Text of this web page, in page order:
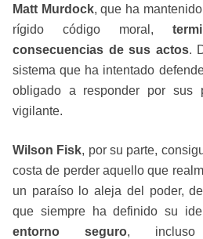
Matt Murdock, que ha
rígido código moral,
consecuencias de sus actos.
sistema que ha intentado
obligado a responder por sus
vigilante.
Wilson Fisk, por su parte,
costa de perder aquello que
un paraíso lo aleja del poder,
que siempre ha definido su
entorno seguro, incluso